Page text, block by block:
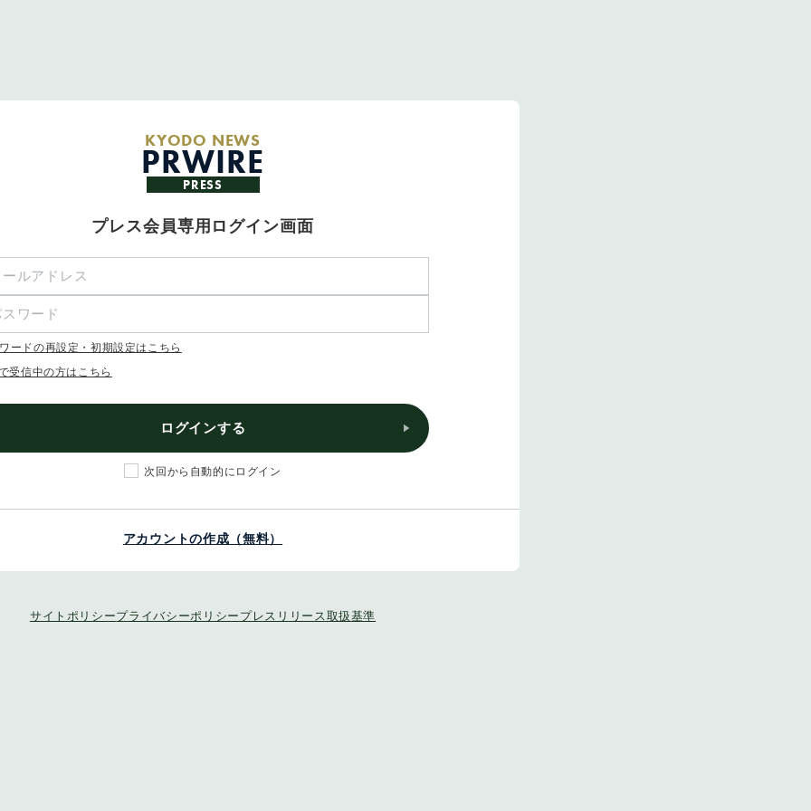
KYODO NEWS
PRWIRE
PRESS
プレス会員専用ログイン画面
ードの再設定・初期設定はこちら
受信中の方はこちら
ログインする
次回から自動的にログイン
アカウントの作成（無料）
サイトポリシープライバシーポリシー プレスリリース取扱基準